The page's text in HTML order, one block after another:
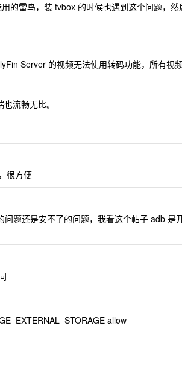
的雷鸟，装 tvbox 的时候也遇到这个问题，然
Server 的视频无法使用转码功能，所有视
流畅无比。
很方便
题还是安不了的问题，我看这个帖子 adb 是
allow